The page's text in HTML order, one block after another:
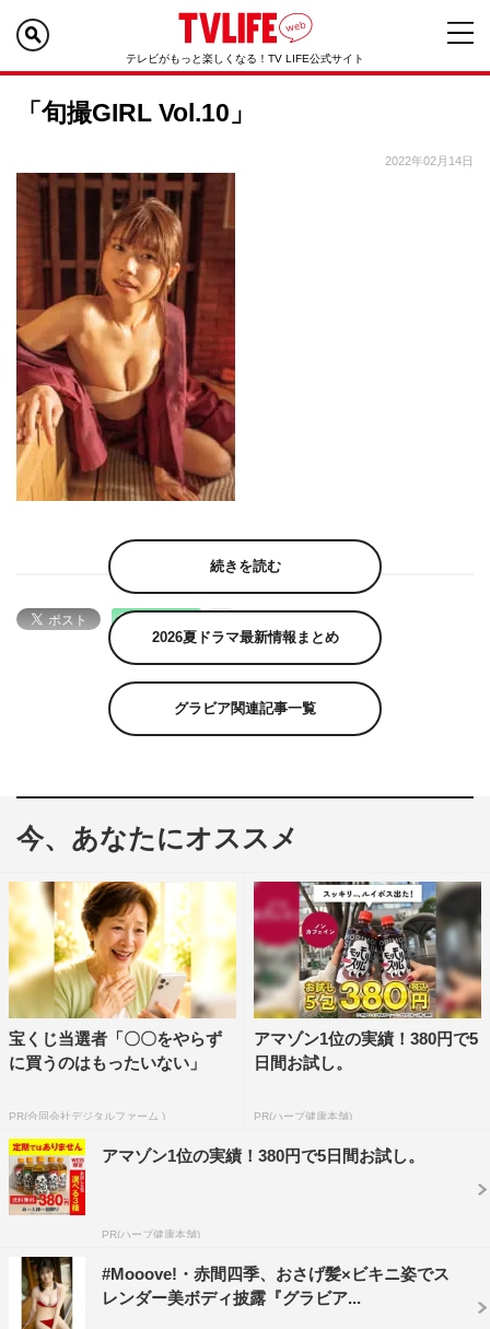
テレビがもっと楽しくなる！TV LIFE公式サイト
「旬撮GIRL Vol.10」
2022年02月14日
続きを読む
2026夏ドラマ最新情報まとめ
グラビア関連記事一覧
今、あなたにオススメ
宝くじ当選者「〇〇をやらず
に買うのはもったいない」
PR(合同会社デジタルファーム )
アマゾン1位の実績！380円で5
日間お試し。
PR(ハーブ健康本舗)
アマゾン1位の実績！380円で5日間お試し。
PR(ハーブ健康本舗)
#Mooove!・赤間四季、おさげ髪×ビキニ姿でス
レンダー美ボディ披露『グラビア...